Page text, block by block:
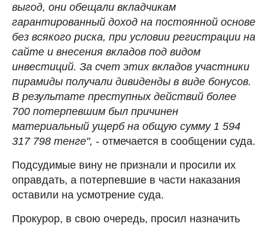
выгод, они обещали вкладчикам
гарантированный доход на постоянной основе
без всякого риска, при условии регистрации на
сайте и внесения вкладов под видом
инвестиций. За счет этих вкладов участники
пирамиды получали дивиденды в виде бонусов.
В результате преступных действий более
700 потерпевшим был причинен
материальный ущерб на общую сумму 1 594
317 798 тенге", - отмечается в сообщении суда.
Подсудимые вину не признали и просили их
оправдать, а потерпевшие в части наказания
оставили на усмотрение суда.
Прокурор, в свою очередь, просил назначить